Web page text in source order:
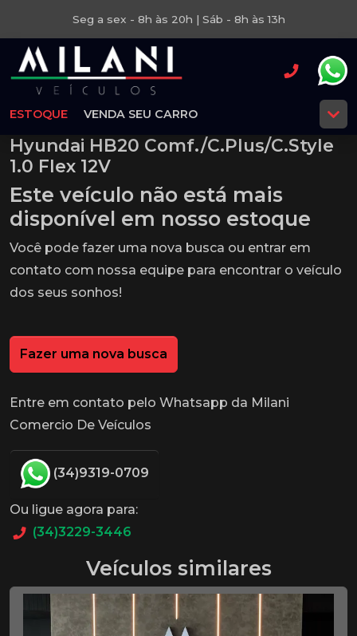
Seg a sex - 8h às 20h | Sáb - 8h às 13h
ESTOQUE VENDA SEU CARRO
Hyundai HB20 Comf./C.Plus/C.Style
1.0 Flex 12V
Este veículo não está mais
disponível em nosso estoque
Você pode fazer uma nova busca ou entrar em
contato com nossa equipe para encontrar o veículo
dos seus sonhos!
Fazer uma nova busca
Entre em contato pelo Whatsapp da Milani
Comercio De Veículos
(34)9319-0709
Ou ligue agora para:
(34)3229-3446
Veículos similares